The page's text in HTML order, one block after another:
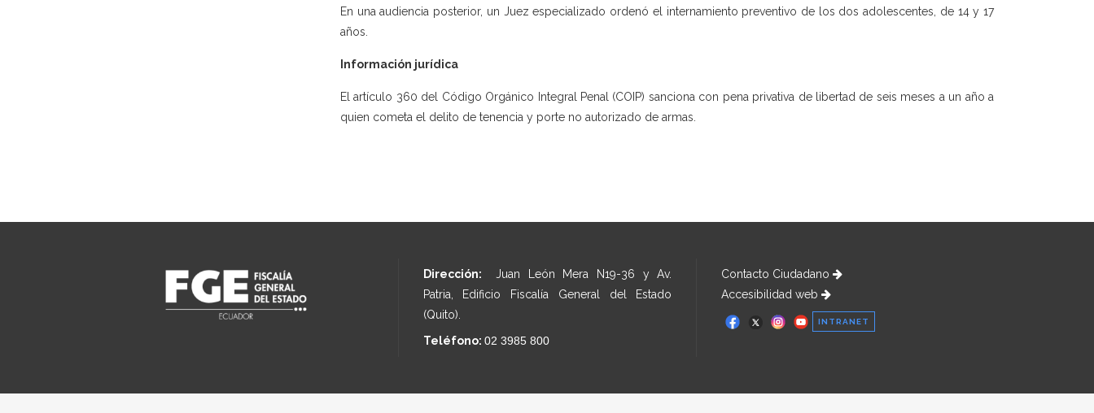
En una audiencia posterior, un Juez especializado ordenó el internamiento preventivo de los dos adolescentes, de 14 y 17
años.
Información jurídica
El artículo 360 del Código Orgánico Integral Penal (COIP) sanciona con pena privativa de libertad de seis meses a un año a
quien cometa el delito de tenencia y porte no autorizado de armas.
Dirección: Juan León Mera N19-36 y Av.
Patria, Edificio Fiscalía General del Estado
(Quito).
Teléfono: 02 3985 800
Contacto Ciudadano
Accesibilidad web
INTRANET